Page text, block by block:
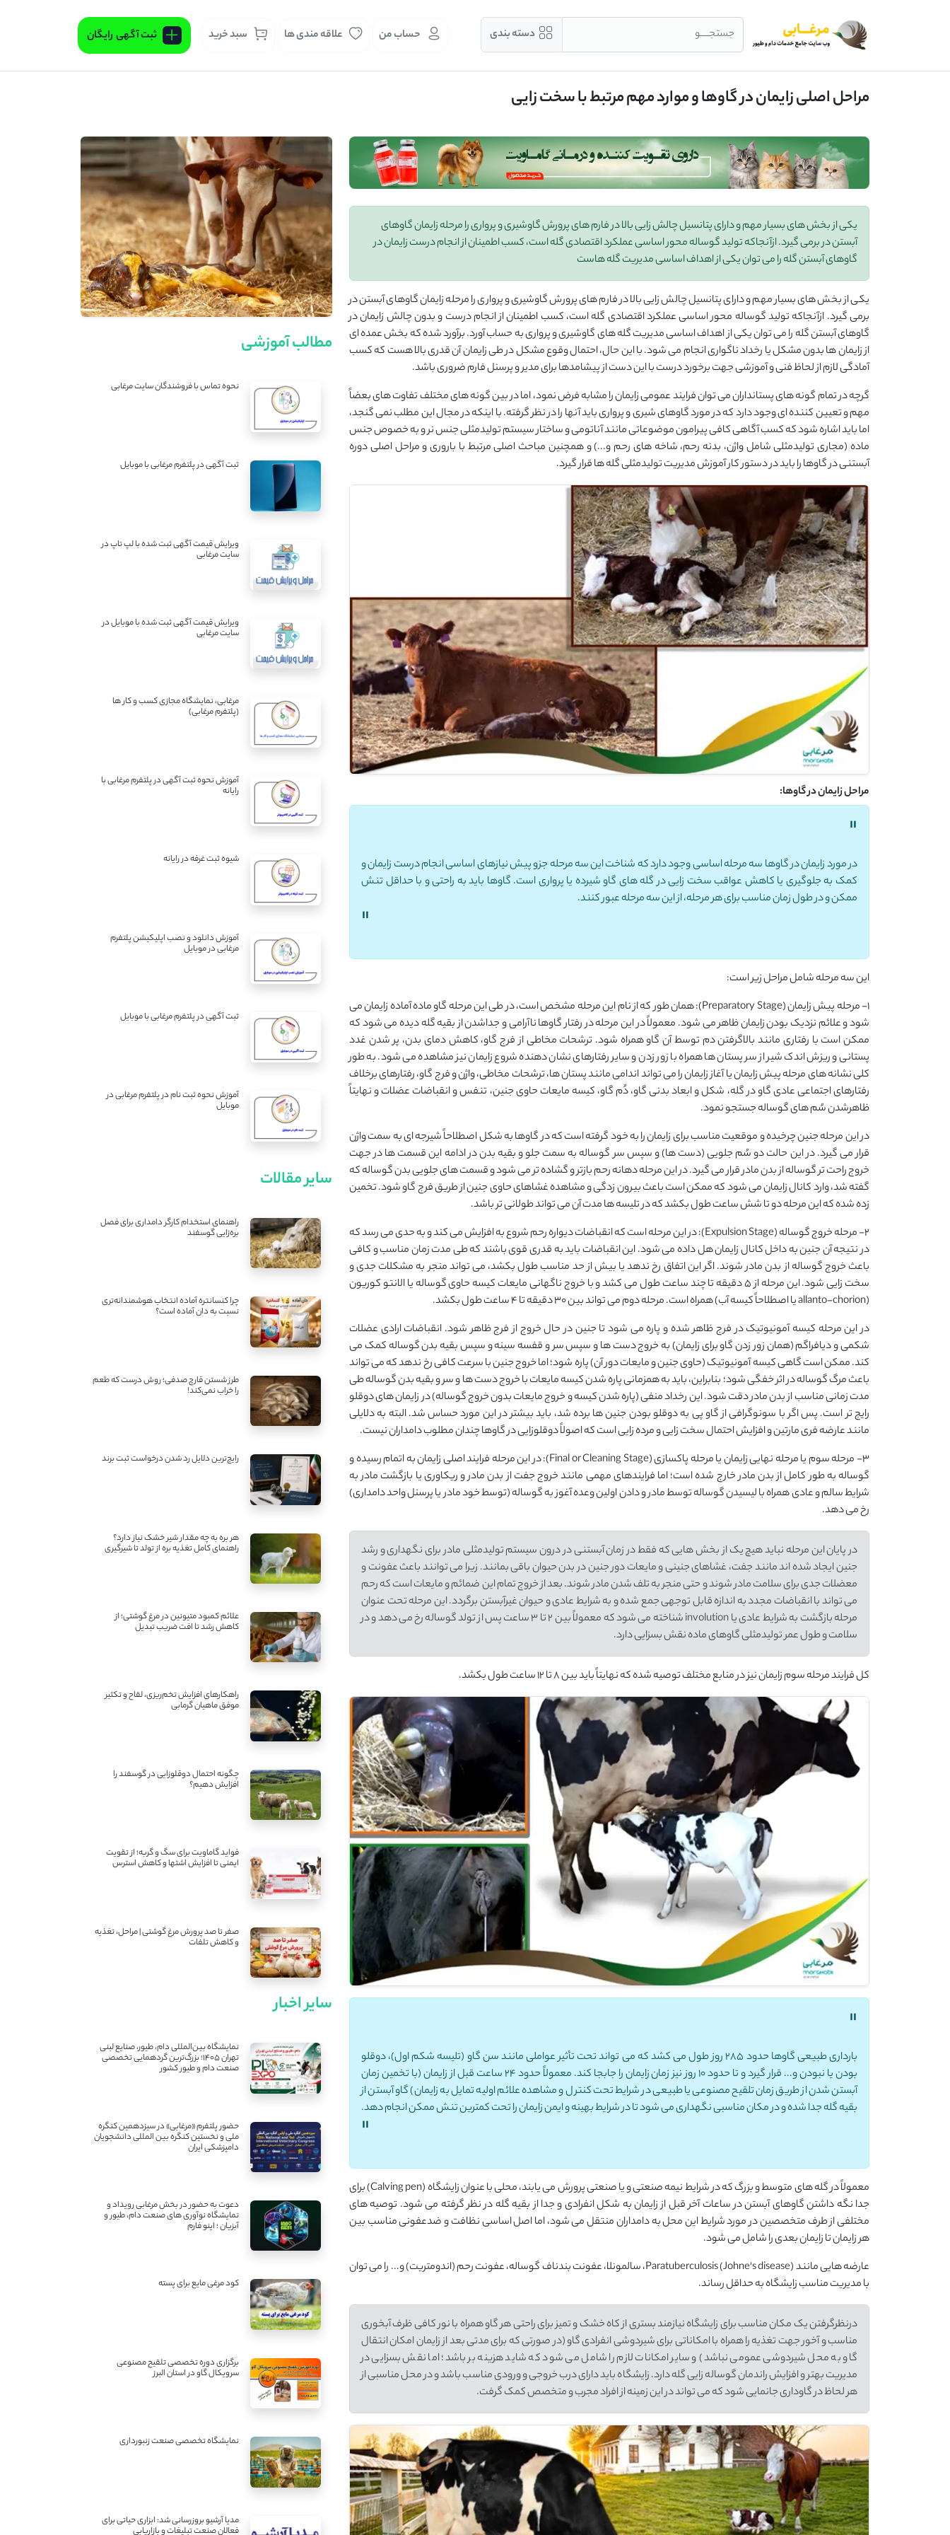
جستجــــو دسته بندی حساب من علاقه مندی ها سبد خرید ثبت آگهی رایگان
مراحل اصلی زایمان در گاوها و موارد مهم مرتبط با سخت زایی
یکی از بخش های بسیار مهم و دارای پتانسیل چالش زایی بالا در فارم های پرورش گاوشیری و پرواری را مرحله زایمان گاوهای
آبستن در برمی گیرد. ازآنجاکه تولید گوساله محور اساسی عملکرد اقتصادی گله است، کسب اطمینان از انجام درست زایمان در
گاوهای آبستن گله را می توان یکی از اهداف اساسی مدیریت گله هاست
یکی از بخش های بسیار مهم و دارای پتانسیل چالش زایی بالا در فارم های پرورش گاوشیری و پرواری را مرحله زایمان گاوهای آبستن در
برمی گیرد. ازآنجاکه تولید گوساله محور اساسی عملکرد اقتصادی گله است، کسب اطمینان از انجام درست و بدون چالش زایمان در
گاوهای آبستن گله را می توان یکی از اهداف اساسی مدیریت گله های گاوشیری و پرواری به حساب آورد. برآورد شده که بخش عمده ای
از زایمان ها بدون مشکل یا رخداد ناگواری انجام می شود. با این حال، احتمال وقوع مشکل در طی زایمان آن قدری بالا هست که کسب
آمادگی لازم از لحاظ فنی و آموزشی جهت برخورد درست با این دست از پیشامدها برای مدیر و پرسنل فارم ضروری باشد.
گرچه در تمام گونه های پستانداران می توان فرایند عمومی زایمان را مشابه فرض نمود، اما در بین گونه های مختلف تفاوت های بعضاً
مهم و تعیین کننده ای وجود دارد که در مورد گاوهای شیری و پرواری باید آنها را در نظر گرفته. با اینکه در مجال این مطلب نمی گنجد،
اما باید اشاره شود که کسب آگاهی کافی پیرامون موضوعاتی مانند آناتومی و ساختار سیستم تولیدمثلی جنس نر و به خصوص جنس
ماده (مجاری تولیدمثلی شامل واژن، بدنه رحم، شاخه های رحم و...) و همچنین مباحث اصلی مرتبط با باروری و مراحل اصلی دوره
آبستنی در گاوها را باید در دستور کار آموزش مدیریت تولیدمثلی گله ها قرار گیرد.
مراحل زایمان در گاوها:
"
در مورد زایمان در گاوها سه مرحله اساسی وجود دارد که شناخت این سه مرحله جزو پیش نیازهای اساسی انجام درست زایمان و
کمک به جلوگیری یا کاهش عواقب سخت زایی در گله های گاو شیرده یا پرواری است. گاوها باید به راحتی و با حداقل تنش
ممکن و در طول زمان مناسب برای هر مرحله، از این سه مرحله عبور کنند.
"
این سه مرحله شامل مراحل زیر است:
1- مرحله پیش زایمان (Preparatory Stage): همان طور که از نام این مرحله مشخص است، در طی این مرحله گاو ماده آماده زایمان می
شود و علائم نزدیک بودن زایمان ظاهر می شود. معمولاً در این مرحله در رفتار گاوها ناآرامی و جداشدن از بقیه گله دیده می شود که
ممکن است با رفتاری مانند بالاگرفتن دم توسط آن گاو همراه شود. ترشحات مخاطی از فرج گاو، کاهش دمای بدن، پر شدن غدد
پستانی و ریزش اندک شیر از سر پستان ها همراه با زور زدن و سایر رفتارهای نشان دهنده شروع زایمان نیز مشاهده می شود. به طور
کلی نشانه های مرحله پیش زایمان یا آغاز زایمان را می تواند اندامی مانند پستان ها، ترشحات مخاطی، واژن و فرج گاو، رفتارهای برخلاف
رفتارهای اجتماعی عادی گاو در گله، شکل و ابعاد بدنی گاو، دُم گاو، کیسه مایعات حاوی جنین، تنفس و انقباضات عضلات و نهایتاً
ظاهرشدن سُم های گوساله جستجو نمود.
در این مرحله جنین چرخیده و موقعیت مناسب برای زایمان را به خود گرفته است که در گاوها به شکل اصطلاحاً شیرجه ای به سمت واژن
قرار می گیرد. در این حالت دو سُم جلویی (دست ها) و سپس سر گوساله به سمت جلو و بقیه بدن در ادامه این قسمت ها در جهت
خروج راحت تر گوساله از بدن مادر قرار می گیرد. در این مرحله دهانه رحم بازتر و گشاده تر می شود و قسمت های جلویی بدن گوساله که
گفته شد، وارد کانال زایمان می شود که ممکن است باعث بیرون زدگی و مشاهده غشاهای حاوی جنین از طریق فرج گاو شود. تخمین
زده شده که این مرحله دو تا شش ساعت طول بکشد که در تلیسه ها مدت آن می تواند طولانی تر باشد.
2- مرحله خروج گوساله (Expulsion Stage): در این مرحله است که انقباضات دیواره رحم شروع به افزایش می کند و به حدی می رسد که
در نتیجه آن جنین به داخل کانال زایمان هل داده می شود. این انقباضات باید به قدری قوی باشند که طی مدت زمان مناسب و کافی
باعث خروج گوساله از بدن مادر شوند. اگر این اتفاق رخ ندهد یا بیش از حد مناسب طول بکشد، می تواند منجر به مشکلات جدی و
سخت زایی شود. این مرحله از 5 دقیقه تا چند ساعت طول می کشد و با خروج ناگهانی مایعات کیسه حاوی گوساله یا الانتو کوریون
(allanto-chorion یا اصطلاحاً کیسه آب) همراه است. مرحله دوم می تواند بین 30 دقیقه تا 4 ساعت طول بکشد.
در این مرحله کیسه آمونیوتیک در فرج ظاهر شده و پاره می شود تا جنین در حال خروج از فرج ظاهر شود. انقباضات ارادی عضلات
شکمی و دیافراگم (همان زور زدن گاو برای زایمان) به خروج دست ها و سپس سر و قفسه سینه و سپس بقیه بدن گوساله کمک می
کند. ممکن است گاهی کیسه آمونیوتیک (حاوی جنین و مایعات دور آن) پاره شود؛ اما خروج جنین با سرعت کافی رخ ندهد که می تواند
باعث مرگ گوساله در اثر خفگی شود؛ بنابراین، باید به همزمانی پاره شدن کیسه مایعات با خروج دست ها و سر و بقیه بدن گوساله طی
مدت زمانی مناسب از بدن مادر دقت شود. این رخداد منفی (پاره شدن کیسه و خروج مایعات بدون خروج گوساله) در زایمان های دوقلو
رایج تر است. پس اگر با سونوگرافی از گاو پی به دوقلو بودن جنین ها برده شد، باید بیشتر در این مورد حساس شد. البته به دلایلی
مانند عارضه فری مارتین و افزایش احتمال سخت زایی و مرده زایی است که اصولاً دوقلوزایی در گاوها چندان مطلوب دامداران نیست.
3- مرحله سوم یا مرحله نهایی زایمان یا مرحله پاکسازی (Final or Cleaning Stage): در این مرحله فرایند اصلی زایمان به اتمام رسیده و
گوساله به طور کامل از بدن مادر خارج شده است؛ اما فرایندهای مهمی مانند خروج جفت از بدن مادر و ریکاوری یا بازگشت مادر به
شرایط سالم و عادی همراه با لیسیدن گوساله توسط مادر و دادن اولین وعده آغوز به گوساله (توسط خود مادر یا پرسنل واحد دامداری)
رخ می دهد.
در پایان این مرحله نباید هیچ یک از بخش هایی که فقط در زمان آبستنی در درون سیستم تولیدمثلی مادر برای نگهداری و رشد
جنین ایجاد شده اند مانند جفت، غشاهای جنینی و مایعات دور جنین در بدن حیوان باقی بمانند. زیرا می توانند باعث عفونت و
معضلات جدی برای سلامت مادر شوند و حتی منجر به تلف شدن مادر شوند. بعد از خروج تمام این ضمائم و مایعات است که رحم
می تواند با انقباضات مجدد به اندازه قابل توجهی جمع شده و به شرایط عادی و حیوان غیرآبستن برگردد. این مرحله تحت عنوان
مرحله بازگشت به شرایط عادی یا involution شناخته می شود که معمولاً بین 2 تا 3 ساعت پس از تولد گوساله رخ می دهد و در
سلامت و طول عمر تولیدمثلی گاوهای ماده نقش بسزایی دارد.
کل فرایند مرحله سوم زایمان نیز در منابع مختلف توصیه شده که نهایتاً باید بین 8 تا 12 ساعت طول بکشد.
"
بارداری طبیعی گاوها حدود 285 روز طول می کشد که می تواند تحت تأثیر عواملی مانند سن گاو (تلیسه شکم اول)، دوقلو
بودن یا نبودن و... قرار گیرد و تا حدود 10 روز نیز زمان زایمان را جابجا کند. معمولاً حدود 24 ساعت قبل از زایمان (با تخمین زمان
آبستن شدن از طریق زمان تلقیح مصنوعی یا طبیعی در شرایط تحت کنترل و مشاهده علائم اولیه تمایل به زایمان) گاو آبستن از
بقیه گله جدا شده و در مکان مناسبی نگهداری می شود تا در شرایط بهینه و ایمن زایمان را تحت کمترین تنش ممکن انجام دهد.
"
معمولاً در گله های متوسط و بزرگ که در شرایط نیمه صنعتی و یا صنعتی پرورش می یابند، محلی با عنوان زایشگاه (Calving pen) برای
جدا نگه داشتن گاوهای آبستن در ساعات آخر قبل از زایمان به شکل انفرادی و جدا از بقیه گله در نظر گرفته می شود. توصیه های
مختلفی از طرف متخصصین در مورد شرایط این محل به دامداران منتقل می شود، اما اصل اساسی نظافت و ضدعفونی مناسب بین
هر زایمان تا زایمان بعدی را شامل می شود.
عارضه هایی مانند Paratuberculosis (Johne's disease)، سالمونلا، عفونت بندناف گوساله، عفونت رحم (اندومتریت) و... را می توان
با مدیریت مناسب زایشگاه به حداقل رساند.
درنظرگرفتن یک مکان مناسب برای زایشگاه نیازمند بستری از کاه خشک و تمیز برای راحتی هر گاو همراه با نور کافی ظرف آبخوری
مناسب و آخور جهت تغذیه را همراه با امکاناتی برای شیردوشی انفرادی گاو (در صورتی که برای مدتی بعد از زایمان امکان انتقال
گاو به محل شیردوشی عمومی نباشد) و سایر امکانات لازم را شامل می شود که شاید هزینه بر باشد؛ اما نقش بسزایی در
مدیریت بهتر و افزایش راندمان گوساله زایی گله دارد. زایشگاه باید دارای درب خروجی و ورودی مناسب باشد و در محل مناسبی از
هر لحاظ در گاوداری جانمایی شود که می تواند در این زمینه از افراد مجرب و متخصص کمک گرفت.
مطالب آموزشی
نحوه تماس با فروشندگان سایت مرغابی
ثبت آگهی در پلتفرم مرغابی با موبایل
ویرایش قیمت آگهی ثبت شده با لپ تاپ در
سایت مرغابی
ویرایش قیمت آگهی ثبت شده با موبایل در
سایت مرغابی
مرغابی، نمایشگاه مجازی کسب و کار ها
(پلتفرم مرغابی)
آموزش نحوه ثبت آگهی در پلتفرم مرغابی با
رایانه
شیوه ثبت غرفه در رایانه
آموزش دانلود و نصب اپلیکیشن پلتفرم
مرغابی در موبایل
ثبت آگهی در پلتفرم مرغابی با موبایل
آموزش نحوه ثبت نام در پلتفرم مرغابی در
موبایل
سایر مقالات
راهنمای استخدام کارگر دامداری برای فصل
بره‌زایی گوسفند
چرا کنسانتره آماده انتخاب هوشمندانه‌تری
نسبت به دان آماده است؟
طرز شستن قارچ صدفی؛ روش درست که طعم
را خراب نمی‌کند!
رایج‌ترین دلایل رد شدن درخواست ثبت برند
هر بره به چه مقدار شیر خشک نیاز دارد؟
راهنمای کامل تغذیه بره از تولد تا شیرگیری
علائم کمبود متیونین در مرغ گوشتی؛ از
کاهش رشد تا افت ضریب تبدیل
راهکارهای افزایش تخم‌ریزی، لقاح و تکثیر
موفق ماهیان گرمابی
چگونه احتمال دوقلوزایی در گوسفند را
افزایش دهیم؟
فواید گاماویت برای سگ و گربه؛ از تقویت
ایمنی تا افزایش اشتها و کاهش استرس
صفر تا صد پرورش مرغ گوشتی | مراحل، تغذیه
و کاهش تلفات
سایر اخبار
نمایشگاه بین‌المللی دام، طیور، صنایع لبنی
تهران ۱۴۰۵؛ بزرگ‌ترین گردهمایی تخصصی
صنعت دام و طیور کشور
حضور پلتفرم «مرغابی» در سیزدهمین کنگره
ملی و نخستین کنگره بین ‌المللی دانشجویان
دامپزشکی ایران
دعوت به حضور در بخش مرغابی رویداد و
نمایشگاه نوآوری های صنعت دام، طیور و
آبزیان ؛ اینو فارم
کود مرغی مایع برای پسته
برگزاری دوره تخصصی تلقیح مصنوعی
سرویکال گاو در استان البرز
نمایشگاه تخصصی صنعت زنبورداری
مدیا آرشیو بروزرسانی شد: ابزاری حیاتی برای
فعالان صنعت تبلیغات و بازاریابی